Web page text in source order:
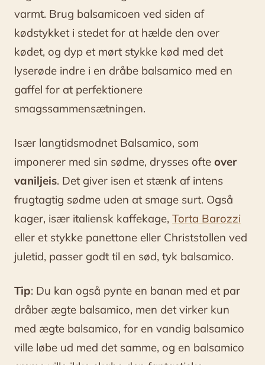
varmt. Brug balsamicoen ved siden af
kødstykket i stedet for at hælde den over
kødet, og dyp et mørt stykke kød med det
lyserøde indre i en dråbe balsamico med en
gaffel for at perfektionere
smagssammensætningen.
Især langtidsmodnet Balsamico, som
imponerer med sin sødme, drysses ofte over
vaniljeis. Det giver isen et stænk af intens
frugtagtig sødme uden at smage surt. Også
kager, især italiensk kaffekage, Torta Barozzi
eller et stykke panettone eller Christstollen ved
juletid, passer godt til en sød, tyk balsamico.
Tip: Du kan også pynte en banan med et par
dråber ægte balsamico, men det virker kun
med ægte balsamico, for en vandig balsamico
ville løbe ud med det samme, og en balsamico